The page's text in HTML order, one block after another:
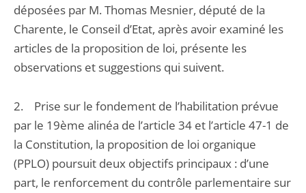
déposées par M. Thomas Mesnier, député de la
Charente, le Conseil d’Etat, après avoir examiné les
articles de la proposition de loi, présente les
observations et suggestions qui suivent.
2. Prise sur le fondement de l’habilitation prévue
par le 19ème alinéa de l’article 34 et l’article 47-1 de
la Constitution, la proposition de loi organique
(PPLO) poursuit deux objectifs principaux : d’une
part, le renforcement du contrôle parlementaire sur